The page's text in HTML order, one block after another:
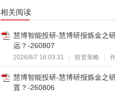
相关阅读
慧博智能投研-慧博研报炼金之
远？-260807
2026/8/7 16:03:31 投资策略
慧博智能投研-慧博研报炼金之
置？-260806